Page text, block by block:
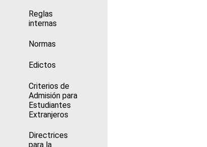
Reglas
internas
Normas
Edictos
Criterios de
Admisión para
Estudiantes
Extranjeros
Directrices
para la